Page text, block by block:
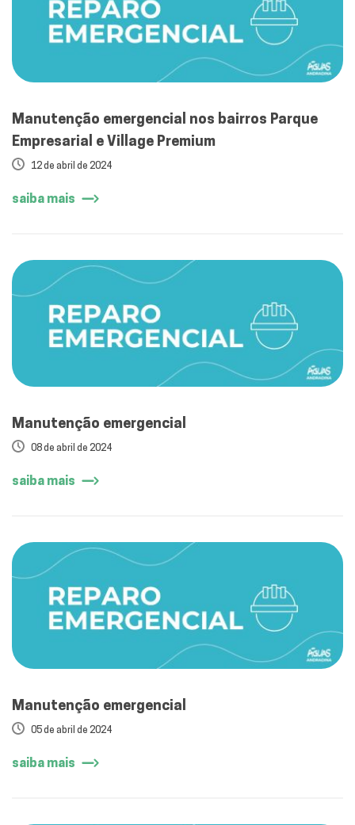
Manutenção emergencial nos bairros Parque
Empresarial e Village Premium
12 de abril de 2024
saiba mais
Manutenção emergencial
08 de abril de 2024
saiba mais
Manutenção emergencial
05 de abril de 2024
saiba mais